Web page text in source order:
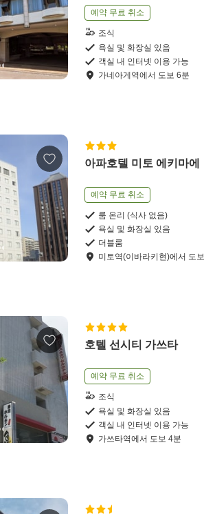
예약 무료 취소
조식
욕실 및 화장실 있음
객실 내 인터넷 이용 가능
가네아게역에서 도보 6분
아파호텔 미토 에키마에
예약 무료 취소
룸 온리 (식사 없음)
욕실 및 화장실 있음
더블룸
미토역(이바라키현)에서 도보
호텔 선시티 가쓰타
예약 무료 취소
조식
욕실 및 화장실 있음
객실 내 인터넷 이용 가능
가쓰타역에서 도보 4분